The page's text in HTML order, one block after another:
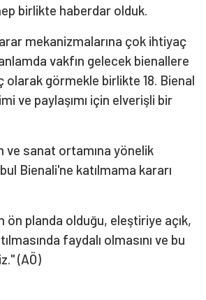
birlikte haberdar olduk.
mekanizmalarına çok ihtiyaç
vakfın gelecek bienallere
olarak görmekle birlikte 18. Bienal
ve paylaşımı için elverişli bir
sanat ortamına yönelik
Bienali'ne katılmama kararı
ön planda olduğu, eleştiriye açık,
faydalı olmasını ve bu
(AÖ)